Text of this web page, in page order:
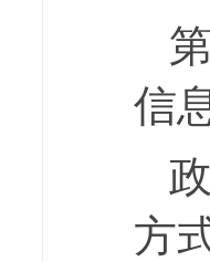
信
方